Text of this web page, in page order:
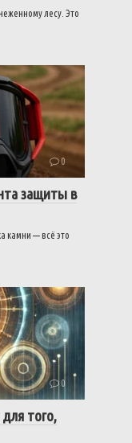
лесу. Это
0
защиты в
камни — всё это
0
того,